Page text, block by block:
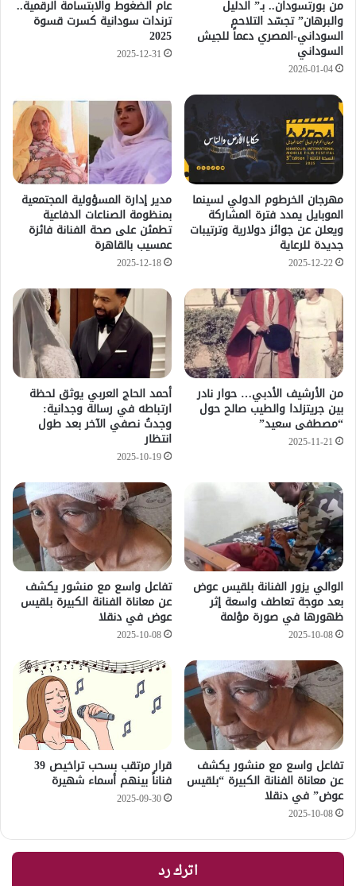
من بورتسودان.. بـ” الدليل
والبرهان” تجسّد التلاحم
السوداني-المصري دعماً للجيش
السوداني
2026-01-04
عام الضغوط والابتسامة الرقمية..
ترندات سودانية كسرت قسوة
2025
2025-12-31
مهرجان الخرطوم الدولي لسينما
الموبايل يمدد فترة المشاركة
ويعلن عن جوائز دولارية وترتيبات
جديدة للرعاية
2025-12-22
مدير إدارة المسؤولية المجتمعية
بمنظومة الصناعات الدفاعية
تطمئن على صحة الفنانة فائزة
عمسيب بالقاهرة
2025-12-18
من الأرشيف الأدبي… حوار نادر
بين جريتزلدا والطيب صالح حول
“مصطفى سعيد”
2025-11-21
أحمد الحاج العربي يوثق لحظة
ارتباطه في رسالة وجدانية:
وجدتُ نصفي الآخر بعد طول
انتظار
2025-10-19
الوالي يزور الفنانة بلقيس عوض
بعد موجة تعاطف واسعة إثر
ظهورها في صورة مؤلمة
2025-10-08
تفاعل واسع مع منشور يكشف
عن معاناة الفنانة الكبيرة بلقيس
عوض في دنقلا
2025-10-08
تفاعل واسع مع منشور يكشف
عن معاناة الفنانة الكبيرة “بلقيس
عوض” في دنقلا
2025-10-08
قرار مرتقب بسحب تراخيص 39
فناناً بينهم أسماء شهيرة
2025-09-30
اترك رد